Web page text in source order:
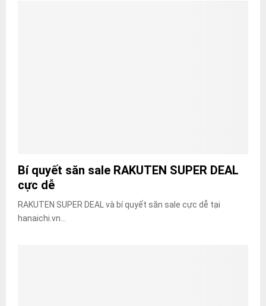
Bí quyết săn sale RAKUTEN SUPER DEAL
cực dễ
RAKUTEN SUPER DEAL và bí quyết săn sale cực dễ tại
hanaichi.vn...